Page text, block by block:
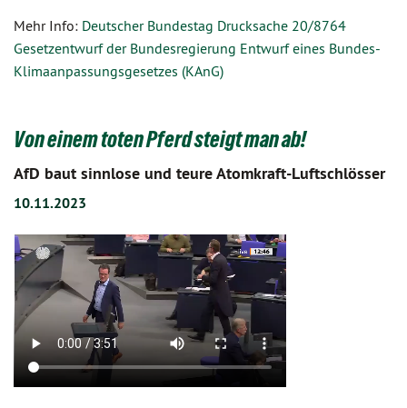
Mehr Info: Deutscher Bundestag Drucksache 20/8764
Gesetzentwurf der Bundesregierung Entwurf eines Bundes-
Klimaanpassungsgesetzes (KAnG)
Von einem toten Pferd steigt man ab!
AfD baut sinnlose und teure Atomkraft-Luftschlösser
10.11.2023